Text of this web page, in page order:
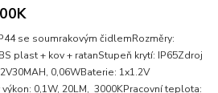
se soumrakovým čidlemRozměry:
plast + kov + ratanStupeň krytí: IP65Zdroj
0,06WBaterie: 1x1.2V
0,1W, 20LM, 3000KPracovní teplota: